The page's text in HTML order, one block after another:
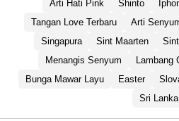
Arti Hati Pink
Shinto
Tangan Love Terbaru
Arti
Singapura
Sint Maarten
Menangis Senyum
Lambang
Bunga Mawar Layu
Easter
Sri Lanka